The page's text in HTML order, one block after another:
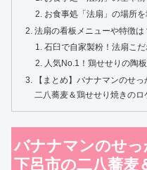
お食事処「法扇」の場所を
法扇の看板メニューや特徴は
石臼で自家製粉！法扇こ
人気No.1！鶏せせりの陶
【まとめ】バナナマンのせ
二八蕎麦＆鶏せせり焼きの
バナナマンのせ
下呂市の二八蕎麦